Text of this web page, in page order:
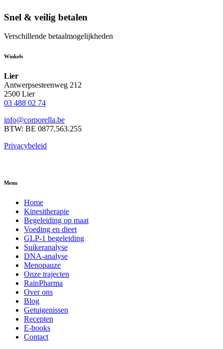
Snel & veilig betalen
Verschillende betaalmogelijkheden
Winkels
Lier
Antwerpsesteenweg 212
2500 Lier
03 488 02 74
info@corporella.be
BTW: BE 0877.563.255
Privacybeleid
Menu
Home
Kinesitherapie
Begeleiding op maat
Voeding en dieet
GLP-1 begeleiding
Suikeranalyse
DNA-analyse
Menopauze
Onze trajecten
RainPharma
Over ons
Blog
Getuigenissen
Recepten
E-books
Contact